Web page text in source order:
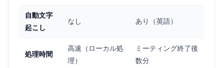
自動文字
起こし
なし あり（英語）
処理時間
高速（ローカル処
理）
ミーティング終了後
数分